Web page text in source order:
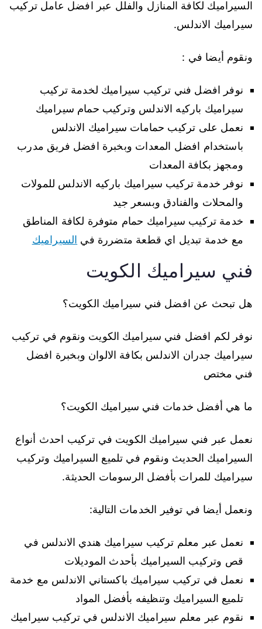
السيراميك لكافة المنازل والفلل عبر افضل عامل تركيب
سيراميك الاندلس.
ونقوم أيضا في :
نوفر افضل فني تركيب سيراميك لخدمة تركيب
سيراميك باركيه الاندلس وتركيب حمام سيراميك
نعمل على تركيب حمامات سيراميك الاندلس
باستخدام افضل المعدات وبخبرة افضل فريق مدرب
ومجهز بكافة المعدات
نوفر خدمة تركيب سيراميك باركيه الاندلس للمولات
والمحلات والفنادق وبسعر جيد
خدمة تركيب سيراميك حمام متوفرة لكافة المناطق
مع خدمة تبديل اي قطعة متضررة في السيراميك
فني سيراميك الكويت
هل تبحث عن افضل فني سيراميك الكويت؟
نوفر لكم افضل فني سيراميك الكويت ونقوم في تركيب
سيراميك جدران الاندلس بكافة الالوان وبخبرة افضل
فني مختص
ما هي أفضل خدمات فني سيراميك الكويت؟
نعمل عبر فني سيراميك الكويت في تركيب احدث أنواع
السيراميك الحديث ونقوم في تلميع السيراميك وتركيب
سيراميك للمرات بأفضل الرسومات الحديثة.
ونعمل أيضا في توفير الخدمات التالية:
نعمل عبر معلم تركيب سيراميك هندي الاندلس في
قص وتركيب السيراميك بأحدث الموديلات
نعمل في تركيب سيراميك باكستاني الاندلس مع خدمة
تلميع السيراميك وتنظيفه بأفضل المواد
نقوم عبر معلم سيراميك الاندلس في تركيب سيراميك